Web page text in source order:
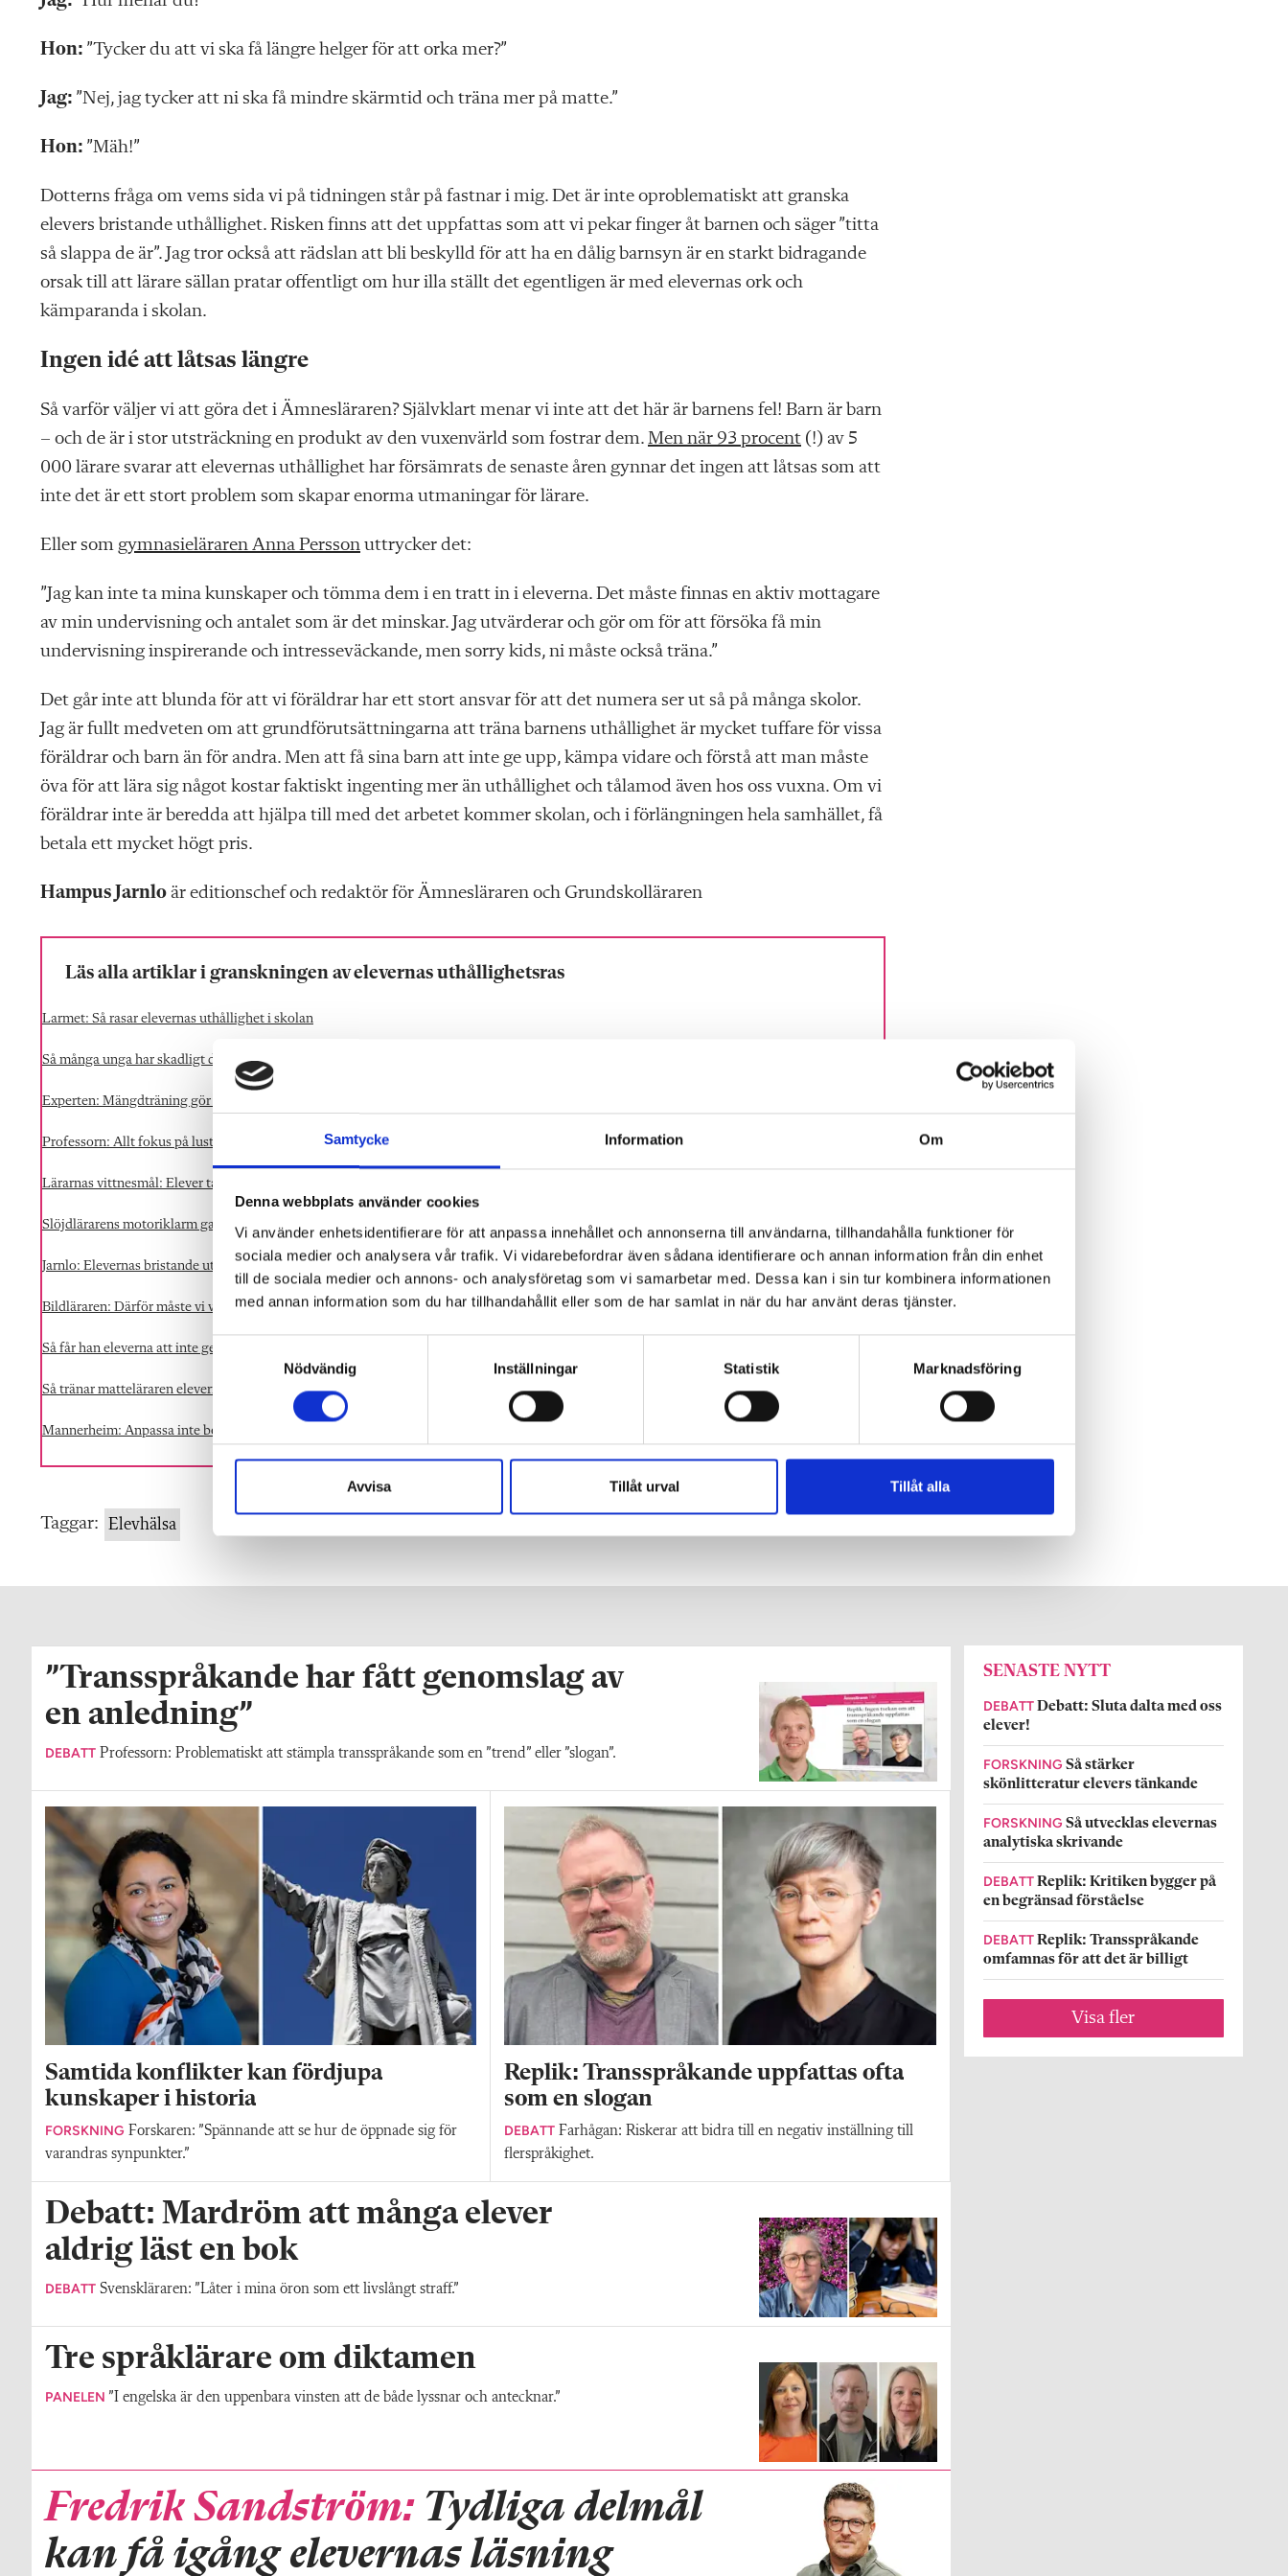
Samtycke Information Om
Denna webbplats använder cookies
Vi använder enhetsidentifierare för att anpassa innehållet och annonserna till användarna, tillhandahålla funktioner för
sociala medier och analysera vår trafik. Vi vidarebefordrar även sådana identifierare och annan information från din enhet
till de sociala medier och annons- och analysföretag som vi samarbetar med. Dessa kan i sin tur kombinera informationen
med annan information som du har tillhandahållit eller som de har samlat in när du har använt deras tjänster.
S
m
y
s
Nödvändig Inställningar Statistik Marknadsföring
Avvisa Tillåt urval Tillåt alla
Hon: ”Tycker du att vi ska få längre ­helger för att orka mer?”
Jag: ”Nej, jag tycker att ni ska få mindre skärmtid och träna mer på matte.”
Hon: ”Mäh!”
Dotterns fråga om vems sida vi på tidningen står på fastnar i mig. Det är inte oproblematiskt att granska
elevers ­bristande uthållighet. Risken finns att det uppfattas som att vi pekar finger åt barnen och säger ”titta
så slappa de är”. Jag tror också att rädslan att bli beskylld för att ha en dålig barnsyn är en starkt bidragande
orsak till att lärare sällan pratar offentligt om hur illa ställt det egentligen är med ­elevernas ork och
kämparanda i skolan.
Ingen idé att låtsas längre
Så varför väljer vi att göra det i Ämnes­läraren? Självklart menar vi inte att det här är barnens fel! Barn är barn
– och de är i stor utsträckning en produkt av den vuxenvärld som fostrar dem. Men när 93 procent (!) av 5
000 lärare svarar att elevernas uthållighet har försämrats de senaste åren gynnar det ingen att låtsas som att
inte det är ett stort problem som skapar enorma utmaningar för lärare.
Eller som gymnasieläraren Anna Persson uttrycker det:
”Jag kan inte ta mina kunskaper och tömma dem i en tratt in i eleverna. Det måste finnas en aktiv mottagare
av min undervisning och antalet som är det minskar. Jag utvärderar och gör om för att försöka få min
undervisning inspirerande och intresseväckande, men sorry kids, ni måste också träna.”
Det går inte att blunda för att vi föräldrar har ett stort ansvar för att det numera ser ut så på många skolor.
Jag är fullt medveten om att grundförutsättningarna att träna barnens uthållighet är mycket tuffare för vissa
föräldrar och barn än för andra. Men att få sina barn att inte ge upp, kämpa vidare och förstå att man måste
öva för att lära sig något kostar faktiskt ingenting mer än uthållighet och tålamod även hos oss vuxna. Om vi
föräldrar inte är beredda att hjälpa till med det arbetet kommer skolan, och i förlängningen hela samhället, få
betala ett mycket högt pris.
Hampus Jarnlo är editionschef och redaktör för Ämnesläraren och Grundskolläraren
Läs alla artiklar i granskningen av elevernas uthållighetsras
Larmet: Så rasar elevernas uthållighet i skolan
Så många unga har skadligt dåliga vanor
Experten: Mängdträning gör hjärnan mer effektiv
Professorn: Allt fokus på lust har lett skolan fel
Lärarnas vittnesmål: Elever tappar fokus och somnar
Slöjdlärarens motoriklarm gav nationell debatt
Jarnlo: Elevernas bristande uthållighet skapar enorma utmaningar
Bildläraren: Därför måste vi våga vara jättejobbiga
Så får han eleverna att inte ge upp
Så tränar matteläraren elevernas uthållighet
Mannerheim: Anpassa inte bort elevernas träning i koncentration
Taggar: Elevhälsa
”Transspråkande har fått genomslag av
en anledning”
DEBATT Professorn: Problematiskt att stämpla transspråkande som en ”trend” eller ”slogan”.
Samtida konflikter kan fördjupa
kunskaper i historia
FORSKNING Forskaren: ”Spännande att se hur de öppnade sig för
varandras synpunkter.”
Replik: Transspråkande uppfattas ofta
som en slogan
DEBATT Farhågan: Riskerar att bidra till en negativ inställning till
flerspråkighet.
Debatt: Mardröm att många elever
aldrig läst en bok
DEBATT Svenskläraren: ”Låter i mina öron som ett livslångt straff.”
Tre språklärare om diktamen
PANELEN ”I engelska är den uppenbara vinsten att de både lyssnar och antecknar.”
Fredrik Sandström: Tydliga delmål
kan få igång elevernas läsning
SENASTE NYTT
DEBATT Debatt: Sluta dalta med oss
elever!
FORSKNING Så stärker
skönlitteratur elevers tänkande
FORSKNING Så utvecklas elevernas
analytiska skrivande
DEBATT Replik: Kritiken bygger på
en begränsad förståelse
DEBATT Replik: Transspråkande
omfamnas för att det är billigt
Visa fler